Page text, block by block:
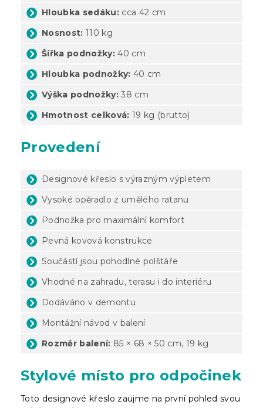
Hloubka sedáku: cca 42 cm
Nosnost: 110 kg
Šířka podnožky: 40 cm
Hloubka podnožky: 40 cm
Výška podnožky: 38 cm
Hmotnost celková: 19 kg (brutto)
Provedení
Designové křeslo s výrazným výpletem
Vysoké opěradlo z umělého ratanu
Podnožka pro maximální komfort
Pevná kovová konstrukce
Součástí jsou pohodlné polštáře
Vhodné na zahradu, terasu i do interiéru
Dodáváno v demontu
Montážní návod v balení
Rozměr balení: 85 × 68 × 50 cm, 19 kg
Stylové místo pro odpočinek
Toto designové křeslo zaujme na první pohled svou